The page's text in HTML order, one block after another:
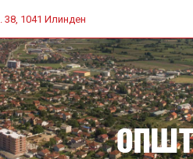
38, 1041 Илинден